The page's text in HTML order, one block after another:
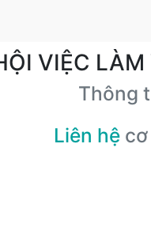
VIỆC
Thông
Liên hệ